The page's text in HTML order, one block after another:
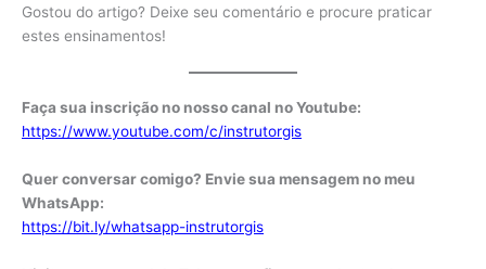
Gostou do artigo? Deixe seu comentário e procure praticar
estes ensinamentos!
Faça sua inscrição no nosso canal no Youtube:
https://www.youtube.com/c/instrutorgis
Quer conversar comigo? Envie sua mensagem no meu
WhatsApp:
https://bit.ly/whatsapp-instrutorgis